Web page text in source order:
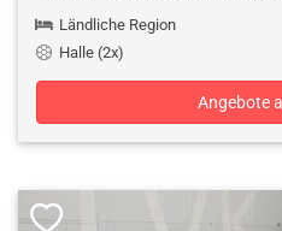
Ländliche Region
Halle (2x)
Angebote